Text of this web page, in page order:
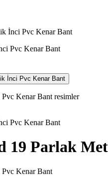
İnci Pvc Kenar Bant
Kenar Bant resimler
19 Parlak
Kenar Bant